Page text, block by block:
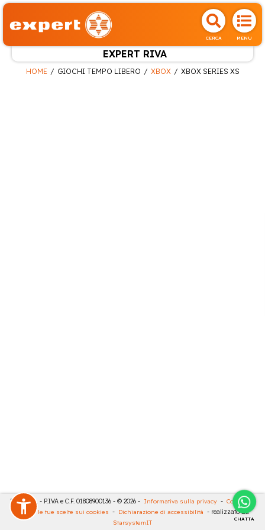
CERCA MENU
EXPERT RIVA
CHATTA
HOME GIOCHI TEMPO LIBERO XBOX XBOX SERIES XS
RIVA SRL - P.IVA e C.F. 01808900136 - © 2026 - Informativa sulla privacy - Cookies
Rivedi le tue scelte sui cookies - Dichiarazione di accessibilità - realizzato da
StarsystemIT